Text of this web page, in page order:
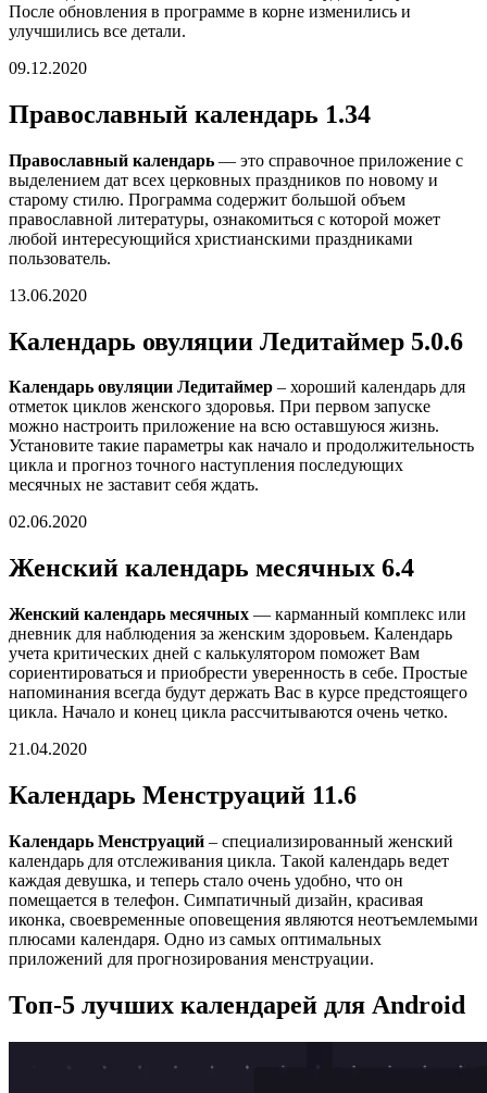
После обновления в программе в корне изменились и
улучшились все детали.
09.12.2020
Православный календарь 1.34
Православный календарь — это справочное приложение с
выделением дат всех церковных праздников по новому и
старому стилю. Программа содержит большой объем
православной литературы, ознакомиться с которой может
любой интересующийся христианскими праздниками
пользователь.
13.06.2020
Календарь овуляции Ледитаймер 5.0.6
Календарь овуляции Ледитаймер – хороший календарь для
отметок циклов женского здоровья. При первом запуске
можно настроить приложение на всю оставшуюся жизнь.
Установите такие параметры как начало и продолжительность
цикла и прогноз точного наступления последующих
месячных не заставит себя ждать.
02.06.2020
Женский календарь месячных 6.4
Женский календарь месячных — карманный комплекс или
дневник для наблюдения за женским здоровьем. Календарь
учета критических дней с калькулятором поможет Вам
сориентироваться и приобрести уверенность в себе. Простые
напоминания всегда будут держать Вас в курсе предстоящего
цикла. Начало и конец цикла рассчитываются очень четко.
21.04.2020
Календарь Менструаций 11.6
Календарь Менструаций – специализированный женский
календарь для отслеживания цикла. Такой календарь ведет
каждая девушка, и теперь стало очень удобно, что он
помещается в телефон. Симпатичный дизайн, красивая
иконка, своевременные оповещения являются неотъемлемыми
плюсами календаря. Одно из самых оптимальных
приложений для прогнозирования менструации.
Топ-5 лучших календарей для Android